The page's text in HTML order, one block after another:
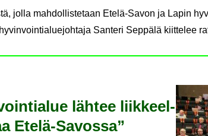
jolla mahdollistetaan Etelä-Savon ja Lapin
Santeri Seppälä kiittelee
läh­tee liik­keel­
Etelä-​Savossa”